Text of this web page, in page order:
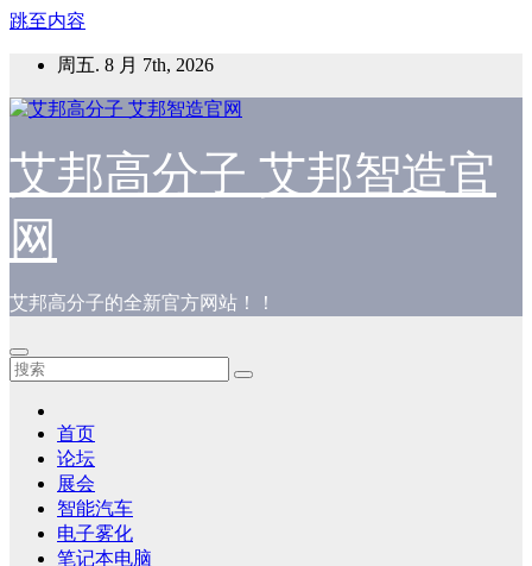
跳至内容
周五. 8 月 7th, 2026
艾邦高分子 艾邦智造官
网
艾邦高分子的全新官方网站！！
首页
论坛
展会
智能汽车
电子雾化
笔记本电脑